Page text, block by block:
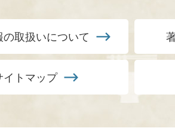
の取扱いについて
イトマップ